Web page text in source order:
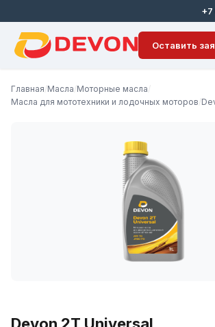
Оставить
Главная Масла Моторные масла
Масла для мототехники и лодочных моторов